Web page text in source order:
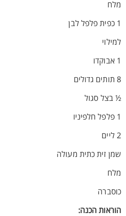
מלח
1 כפית פלפל לבן
למילוי
1 אבוקדו
8 תותים גדולים
½ בצל סגול
1 פלפל חלפיניו
2 ליים
שמן זית כתית מעולה
מלח
כוסברה
הוראות הכנה: